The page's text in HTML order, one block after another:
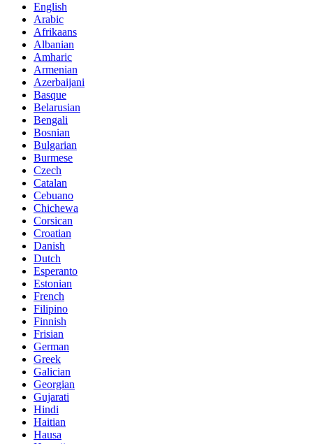
English
Arabic
Afrikaans
Albanian
Amharic
Armenian
Azerbaijani
Basque
Belarusian
Bengali
Bosnian
Bulgarian
Burmese
Czech
Catalan
Cebuano
Chichewa
Corsican
Croatian
Danish
Dutch
Esperanto
Estonian
French
Filipino
Finnish
Frisian
German
Greek
Galician
Georgian
Gujarati
Hindi
Haitian
Hausa